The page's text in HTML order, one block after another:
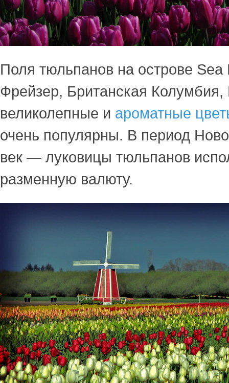
Поля тюльпанов на острове Sea
Фрейзер, Британская
великолепные и ароматные
очень популярны. В период
век — луковицы тюльпанов
разменную валюту.